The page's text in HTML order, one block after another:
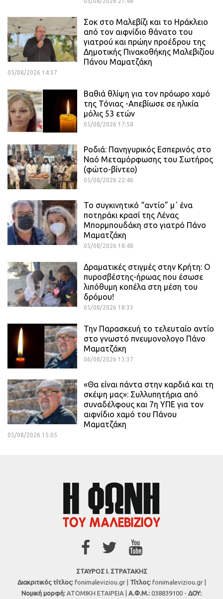
Σοκ στο Μαλεβίζι και το Ηράκλειο
από τον αιφνίδιο θάνατο του
γιατρού και πρώην προέδρου της
Δημοτικής Πινακοθήκης Μαλεβιζίου
Πάνου Μαματζάκη
05/08/2026 14:37
Βαθιά θλίψη για τον πρόωρο χαμό
της Τόνιας -Απεβίωσε σε ηλικία
μόλις 53 ετών
05/08/2026 17:58
Ροδιά: Πανηγυρικός Εσπερινός στο
Ναό Μεταμόρφωσης του Σωτήρος
(φώτο-βίντεο)
05/08/2026 22:46
Το συγκινητικό “αντίο” μ΄ ένα
ποτηράκι κρασί της Λένας
Μπορμπουδάκη στο γιατρό Πάνο
Μαματζάκη
05/08/2026 18:48
Δραματικές στιγμές στην Κρήτη: Ο
πυροσβέστης-ήρωας που έσωσε
λιπόθυμη κοπέλα στη μέση του
δρόμου!
05/08/2026 18:33
Την Παρασκευή το τελευταίο αντίο
στο γνωστό πνευμονολογο Πάνο
Μαματζάκη
06/08/2026 13:37
«Θα είναι πάντα στην καρδιά και τη
σκέψη μας»: Συλλυπητήρια από
συναδέλφους και 7η ΥΠΕ για τον
αιφνίδιο χαμό του Πάνου
Μαματζάκη
05/08/2026 15:05
ΣΤΑΥΡΟΣ Ι. ΣΤΡΑΤΑΚΗΣ
Διακριτικός τίτλος:fonimaleviziou.gr | Τίτλος:fonimaleviziou.gr |
Νομική μορφή: ΑΤΟΜΙΚΗ ΕΤΑΙΡΕΙΑ | Α.Φ.Μ.: 038839100 - ΔΟΥ: